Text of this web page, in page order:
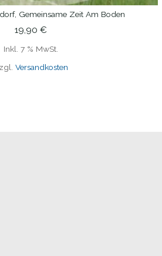
IN DEN WARENKORB
Gemeinsame Zeit Am Boden
19,90 €
Inkl. 7 % MwSt.
Versandkosten